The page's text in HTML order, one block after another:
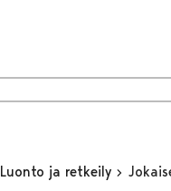
Luonto ja retkeily